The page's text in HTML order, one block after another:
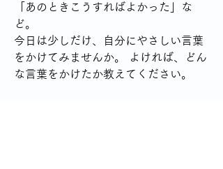
「あのときこうすればよかった」な
ど。
今日は少しだけ、自分にやさしい言葉
をかけてみませんか。 よければ、どん
な言葉をかけたか教えてください。